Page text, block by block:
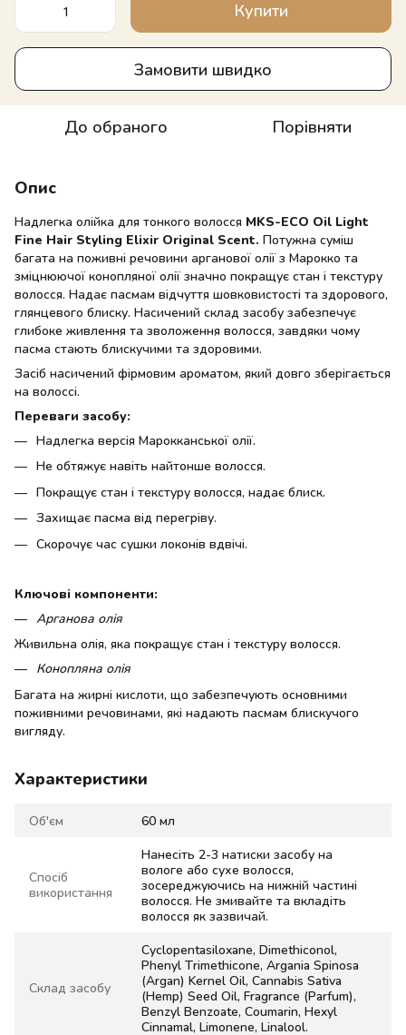
Купити
Замовити швидко
До обраного Порівняти
Опис
Надлегка олійка для тонкого волосся MKS-ECO Oil Light
Fine Hair Styling Elixir Original Scent. Потужна суміш
багата на поживні речовини арганової олії з Марокко та
зміцнюючої конопляної олії значно покращує стан і текстуру
волосся. Надає пасмам відчуття шовковистості та здорового,
глянцевого блиску. Насичений склад засобу забезпечує
глибоке живлення та зволоження волосся, завдяки чому
пасма стають блискучими та здоровими.
Засіб насичений фірмовим ароматом, який довго зберігається
на волоссі.
Переваги засобу:
Надлегка версія Марокканської олії.
Не обтяжує навіть найтонше волосся.
Покращує стан і текстуру волосся, надає блиск.
Захищає пасма від перегріву.
Скорочує час сушки локонів вдвічі.
Ключові компоненти:
Арганова олія
Живильна олія, яка покращує стан і текстуру волосся.
Конопляна олія
Багата на жирні кислоти, що забезпечують основними
поживними речовинами, які надають пасмам блискучого
вигляду.
Характеристики
Об'єм 60 мл
Спосіб
використання
Нанесіть 2-3 натиски засобу на
вологе або сухе волосся,
зосереджуючись на нижній частині
волосся. Не змивайте та вкладіть
волосся як зазвичай.
Склад засобу
Cyclopentasiloxane, Dimethiconol,
Phenyl Trimethicone, Argania Spinosa
(Argan) Kernel Oil, Cannabis Sativa
(Hemp) Seed Oil, Fragrance (Parfum),
Benzyl Benzoate, Coumarin, Hexyl
Cinnamal, Limonene, Linalool.